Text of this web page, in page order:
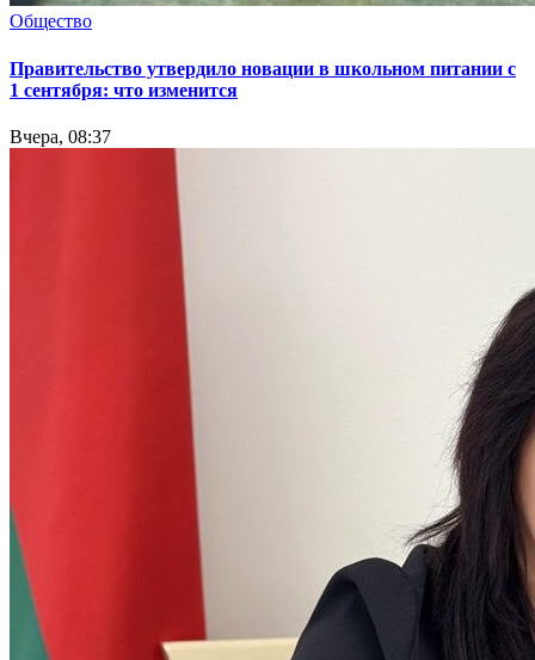
Общество
Правительство утвердило новации в школьном питании с
1 сентября: что изменится
Вчера, 08:37